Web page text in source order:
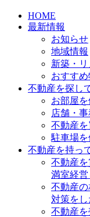
HOME
最新情報
お知らせ
地域情報
新築・
おすす
不動産を探し
お部屋
店舗・
不動産
駐車場
不動産を持っ
不動産を
満室経
不動産の
対策をし
不動産